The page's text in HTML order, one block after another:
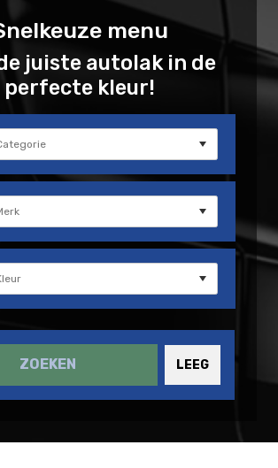
menu
juiste autolak in de
perfecte kleur!
ZOEKEN LEEG